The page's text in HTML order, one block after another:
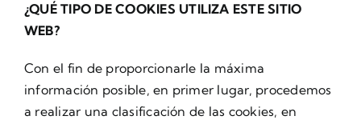
¿QUÉ TIPO DE COOKIES UTILIZA ESTE SITIO
WEB?
Con el fin de proporcionarle la máxima
información posible, en primer lugar, procedemos
a realizar una clasificación de las cookies, en